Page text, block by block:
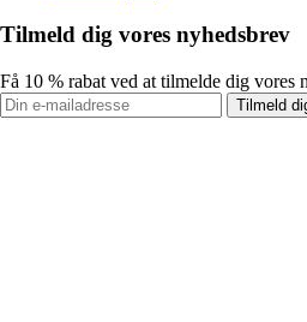
Tilmeld dig vores nyhedsbrev
Få 10 % rabat ved at tilmelde dig vores
Tilmeld